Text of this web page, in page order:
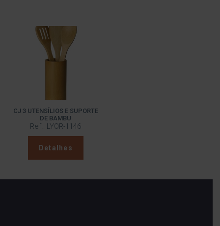
CJ 3 UTENSÍLIOS E SUPORTE
DE BAMBU
Ref.: LYOR-1146
Detalhes